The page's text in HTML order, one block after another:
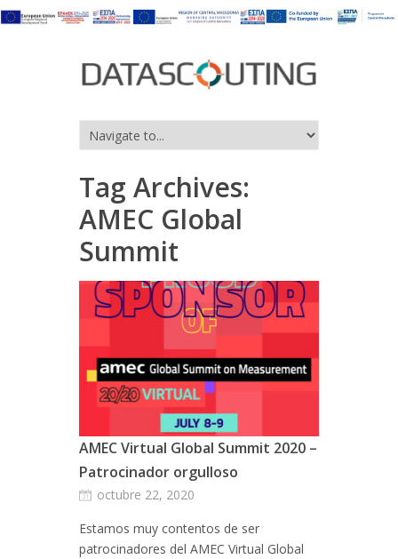
Tag Archives:
AMEC Global
Summit
AMEC Virtual Global Summit 2020 –
Patrocinador orgulloso
octubre 22, 2020
Estamos muy contentos de ser
patrocinadores del AMEC Virtual Global